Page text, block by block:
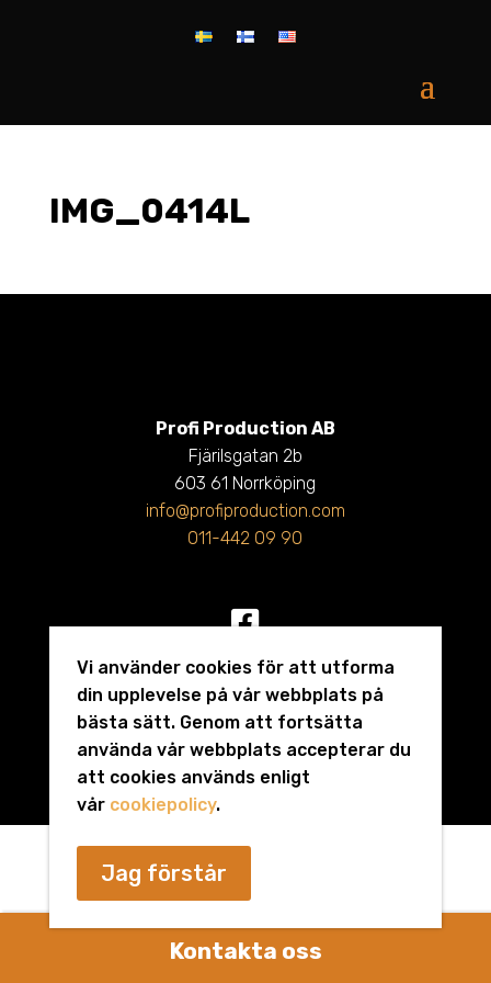
IMG_0414L
Profi Production AB
Fjärilsgatan 2b
603 61 Norrköping
info@profiproduction.com
011-442 09 90
Producerad av Jo Kommunikation
Kontakta oss
Vi använder cookies för att utforma
din upplevelse på vår webbplats på
bästa sätt. Genom att fortsätta
använda vår webbplats accepterar du
att cookies används enligt
vår cookiepolicy.
Jag förstår